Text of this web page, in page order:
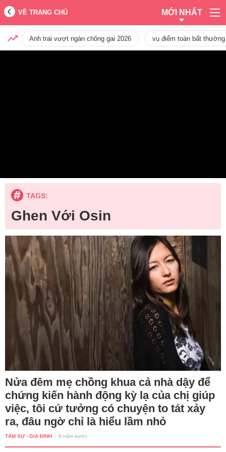
VỀ TRANG CHỦ MỚI NHẤT
Anh trai vượt ngàn chông gai 2026 vụ điểm toán bất
TAGS:
Ghen Với Osin
Nửa đêm mẹ chồng khua cả nhà dậy để
chứng kiến hành động kỳ lạ của chị giúp
việc, tôi cứ tưởng có chuyện to tát xảy
ra, đâu ngờ chỉ là hiểu lầm nhỏ
TÂM SỰ - GIA ĐÌNH - 6 năm trước